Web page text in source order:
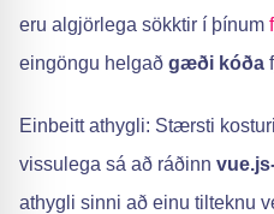
eru algjörlega sökktir í þínum
eingöngu helgað gæði kóða
Einbeitt athygli: Stærsti
vissulega sá að ráðinn
athygli sinni að einu tilteknu